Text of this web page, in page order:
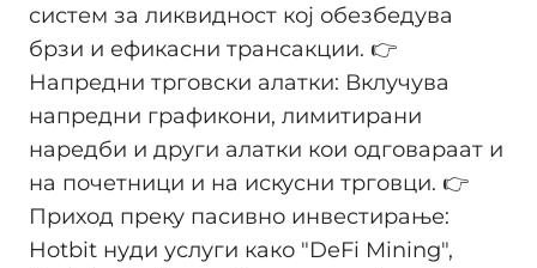
систем за ликвидност кој обезбедува
брзи и ефикасни трансакции. 👉
Напредни трговски алатки: Вклучува
напредни графикони, лимитирани
наредби и други алатки кои одговараат и
на почетници и на искусни трговци. 👉
Приход преку пасивно инвестирање:
Hotbit нуди услуги како "DeFi Mining",